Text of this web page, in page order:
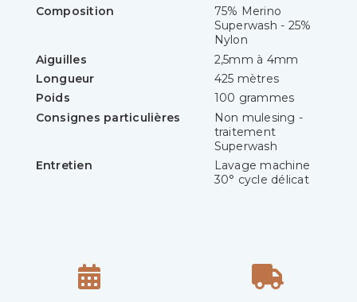
Composition
75% Merino
Superwash - 25%
Nylon
Aiguilles
2,5mm à 4mm
Longueur
425 mètres
Poids
100 grammes
Consignes particulières
Non mulesing -
traitement
Superwash
Entretien
Lavage machine
30° cycle délicat